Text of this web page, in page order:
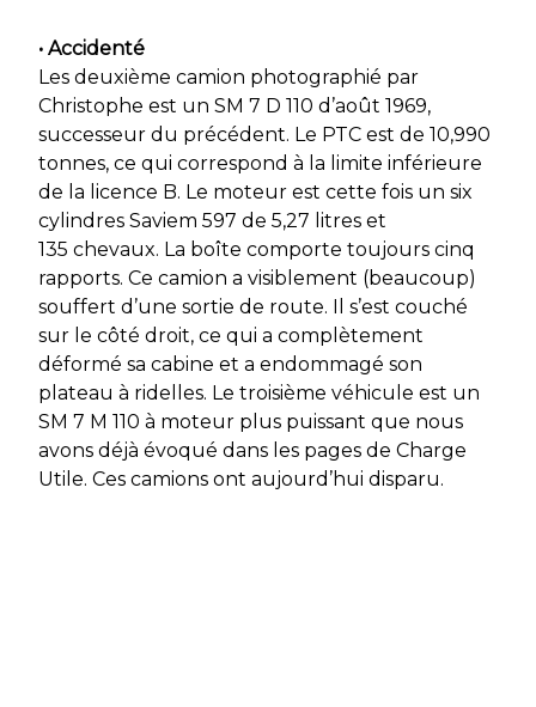
• Accidenté
Les deuxième camion photographié par
Christophe est un SM 7 D 110 d’août 1969,
successeur du précédent. Le PTC est de 10,990
tonnes, ce qui correspond à la limite inférieure
de la licence B. Le moteur est cette fois un six
cylindres Saviem 597 de 5,27 litres et
135 chevaux. La boîte comporte toujours cinq
rapports. Ce camion a visiblement (beaucoup)
souffert d’une sortie de route. Il s’est couché
sur le côté droit, ce qui a complètement
déformé sa cabine et a endommagé son
plateau à ridelles. Le troisième véhicule est un
SM 7 M 110 à moteur plus puissant que nous
avons déjà évoqué dans les pages de Charge
Utile. Ces camions ont aujourd’hui disparu.